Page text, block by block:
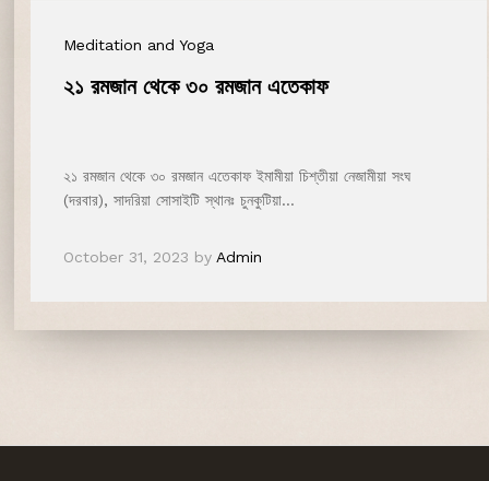
Meditation and Yoga
২১ রমজান থেকে ৩০ রমজান এতেকাফ
২১ রমজান থেকে ৩০ রমজান এতেকাফ ইমামীয়া চিশ্‌তীয়া নেজামীয়া সংঘ
(দরবার), সাদরিয়া সোসাইটি স্থানঃ চুনকুটিয়া…
October 31, 2023 by Admin